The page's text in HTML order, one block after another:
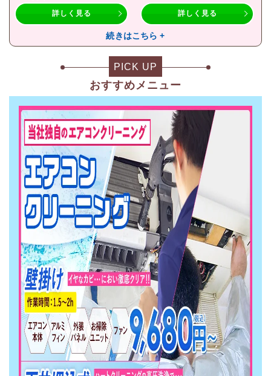
詳しく見る 詳しく見る
続きはこちら +
PICK UP
おすすめメニュー